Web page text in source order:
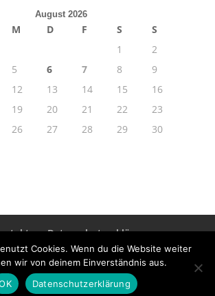
August 2026
M D F S
S
1
2
5 6 7 8
9
12 13 14 15
16
19 20 21 22
23
26 27 28 29
30
Datenschutzerklärung
Impressum
Cookies. Wenn du die Website weiter
wir von deinem Einverständnis aus.
Datenschutzerklärung